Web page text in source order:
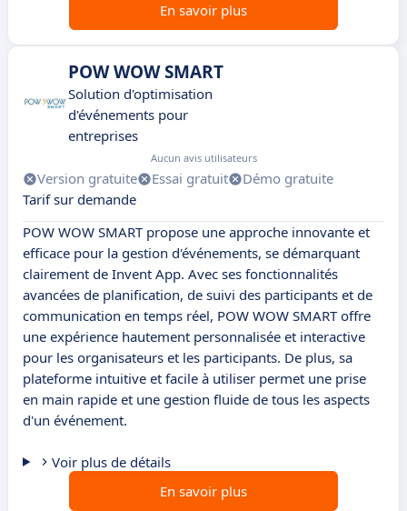
En savoir plus
POW WOW SMART
Solution d'optimisation
d'événements pour
entreprises
Aucun avis utilisateurs
Version gratuite Essai gratuit
Démo gratuite
Tarif sur demande
POW WOW SMART propose une approche innovante et
efficace pour la gestion d'événements, se démarquant
clairement de Invent App. Avec ses fonctionnalités
avancées de planification, de suivi des participants et de
communication en temps réel, POW WOW SMART offre
une expérience hautement personnalisée et interactive
pour les organisateurs et les participants. De plus, sa
plateforme intuitive et facile à utiliser permet une prise
en main rapide et une gestion fluide de tous les aspects
d'un événement.
Voir plus de détails
En savoir plus